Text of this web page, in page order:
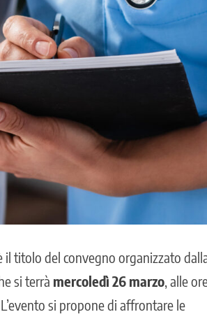
il titolo del convegno organizzato
si terrà mercoledì 26 marzo, alle
si propone di affrontare le